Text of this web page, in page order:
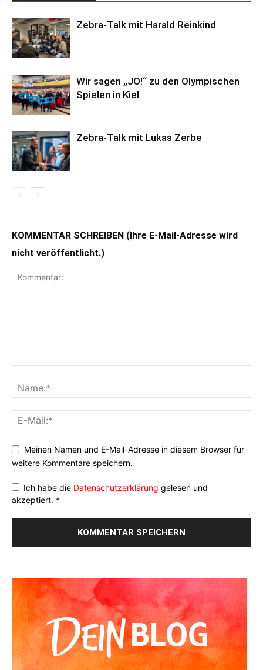
Zebra-Talk mit Harald Reinkind
Wir sagen „JO!“ zu den Olympischen
Spielen in Kiel
Zebra-Talk mit Lukas Zerbe
KOMMENTAR SCHREIBEN (Ihre E-Mail-Adresse wird
nicht veröffentlicht.)
Meinen Namen und E-Mail-Adresse in diesem Browser für
weitere Kommentare speichern.
Ich habe die Datenschutzerklärung gelesen und
akzeptiert. *